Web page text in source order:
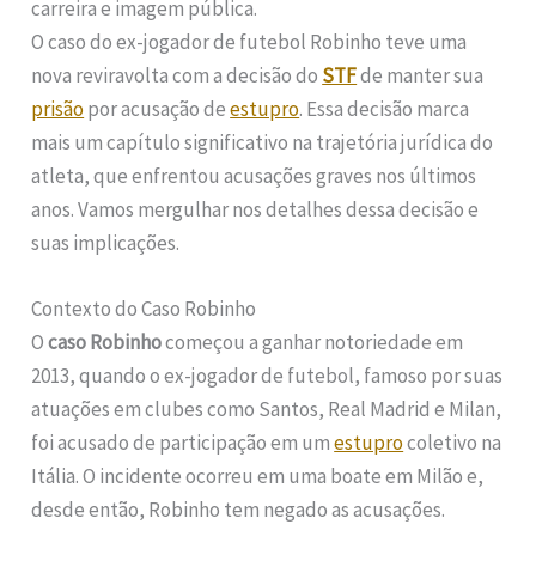
carreira e imagem pública.
O caso do ex-jogador de futebol Robinho teve uma
nova reviravolta com a decisão do STFde manter sua
prisãopor acusação deestupro. Essa decisão marca
mais um capítulo significativo na trajetória jurídica do
atleta, que enfrentou acusações graves nos últimos
anos. Vamos mergulhar nos detalhes dessa decisão e
suas implicações.
Contexto do Caso Robinho
Ocaso Robinhocomeçou a ganhar notoriedade em
2013, quando o ex-jogador de futebol, famoso por suas
atuações em clubes como Santos, Real Madrid e Milan,
foi acusado de participação em umestuprocoletivo na
Itália. O incidente ocorreu em uma boate em Milão e,
desde então, Robinho tem negado as acusações.